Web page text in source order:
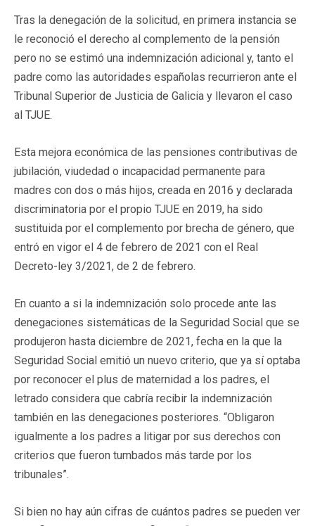
Tras la denegación de la solicitud, en primera instancia se
le reconoció el derecho al complemento de la pensión
pero no se estimó una indemnización adicional y, tanto el
padre como las autoridades españolas recurrieron ante el
Tribunal Superior de Justicia de Galicia y llevaron el caso
al TJUE.
Esta mejora económica de las pensiones contributivas de
jubilación, viudedad o incapacidad permanente para
madres con dos o más hijos, creada en 2016 y declarada
discriminatoria por el propio TJUE en 2019, ha sido
sustituida por el complemento por brecha de género, que
entró en vigor el 4 de febrero de 2021 con el Real
Decreto-ley 3/2021, de 2 de febrero.
En cuanto a si la indemnización solo procede ante las
denegaciones sistemáticas de la Seguridad Social que se
produjeron hasta diciembre de 2021, fecha en la que la
Seguridad Social emitió un nuevo criterio, que ya sí optaba
por reconocer el plus de maternidad a los padres, el
letrado considera que cabría recibir la indemnización
también en las denegaciones posteriores. “Obligaron
igualmente a los padres a litigar por sus derechos con
criterios que fueron tumbados más tarde por los
tribunales”.
Si bien no hay aún cifras de cuántos padres se pueden ver